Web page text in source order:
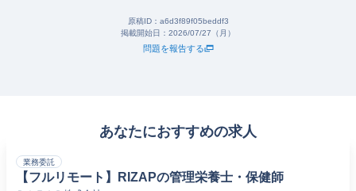
原稿ID： a6d3f89f05beddf3
掲載開始日： 2026/07/27（月）
問題を報告する
あなたにおすすめの求人
業務委託
【フルリモート】RIZAPの管理栄養士・保健師